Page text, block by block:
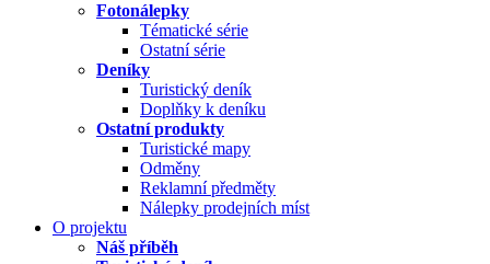
Fotonálepky
Tématické série
Ostatní série
Deníky
Turistický deník
Doplňky k deníku
Ostatní produkty
Turistické mapy
Odměny
Reklamní předměty
Nálepky prodejních míst
O projektu
Náš příběh